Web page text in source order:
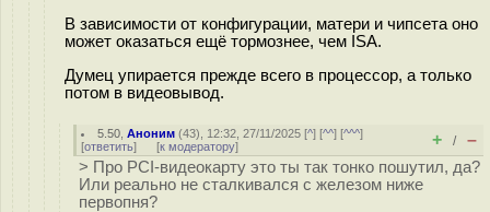
В зависимости от конфигурации, матери и чипсета оно
может оказаться ещё тормознее, чем ISA.
Думец упирается прежде всего в процессор, а только
потом в видеовывод.
5.50 ,Аноним (43), 12:32, 27/11/2025 [^] [^^] [^^^]
[ответить] [к модератору] + / –
> Про PCI-видеокарту это ты так тонко пошутил, да?
Или реально не сталкивался с железом ниже
первопня?